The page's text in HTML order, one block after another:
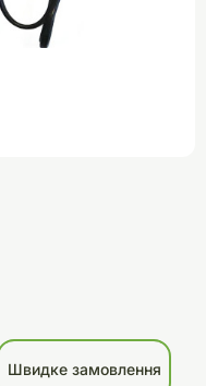
Швидке замовлення